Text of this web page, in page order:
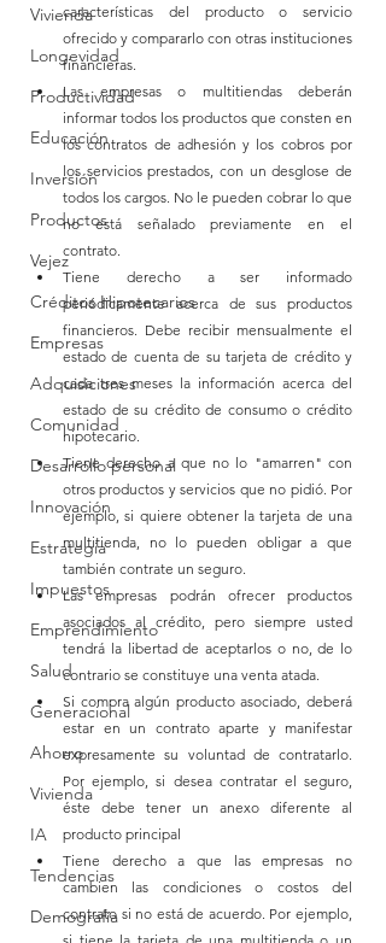
Vivienda
Longevidad
Productividad
Educación
Inversión
Productos
Vejez
Créditos Hipotecarios
Empresas
Adquisiciones
Comunidad
Desarrollo personal
Innovación
Estrategia
Impuestos
Emprendimiento
Salud
Generacional
Ahorro
Vivienda
IA
Tendencias
Demografía
características del producto o servicio
ofrecido y compararlo con otras instituciones
financieras.
Las empresas o multitiendas deberán
informar todos los productos que consten en
los contratos de adhesión y los cobros por
los servicios prestados, con un desglose de
todos los cargos. No le pueden cobrar lo que
no está señalado previamente en el
contrato.
Tiene derecho a ser informado
periódicamente acerca de sus productos
financieros. Debe recibir mensualmente el
estado de cuenta de su tarjeta de crédito y
cada tres meses la información acerca del
estado de su crédito de consumo o crédito
hipotecario.
Tiene derecho a que no lo "amarren" con
otros productos y servicios que no pidió. Por
ejemplo, si quiere obtener la tarjeta de una
multitienda, no lo pueden obligar a que
también contrate un seguro.
Las empresas podrán ofrecer productos
asociados al crédito, pero siempre usted
tendrá la libertad de aceptarlos o no, de lo
contrario se constituye una venta atada.
Si compra algún producto asociado, deberá
estar en un contrato aparte y manifestar
expresamente su voluntad de contratarlo.
Por ejemplo, si desea contratar el seguro,
éste debe tener un anexo diferente al
producto principal
Tiene derecho a que las empresas no
cambien las condiciones o costos del
contrato si no está de acuerdo. Por ejemplo,